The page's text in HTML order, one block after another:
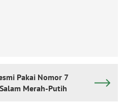
Pakai Nomor 7
Merah-Putih